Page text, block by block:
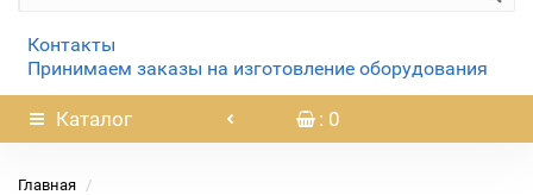
Контакты
Принимаем заказы на изготовление оборудования
Каталог : 0
Главная